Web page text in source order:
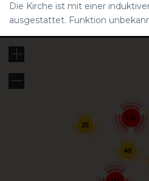
5 km
185
25
49
Die Kirche ist mit einer
ausgestattet. Funktion